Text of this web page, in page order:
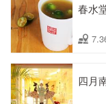
春水
四月